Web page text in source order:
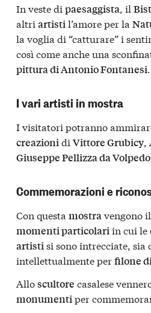
In veste di paesaggista, il
altri artistil’amore per la
la voglia di “catturare” i
così come anche una
pittura di Antonio Fontanesi.
I vari artisti in mostra
I visitatori potranno
creazionidi Vittore Grubicy,
Giuseppe Pellizza da Volpedo
Commemorazioni e
Con questa mostravengono
momenti particolariin cui le
artistisi sono intrecciate, sia
intellettualmente perfilone
Alloscultore casalese
monumentiper